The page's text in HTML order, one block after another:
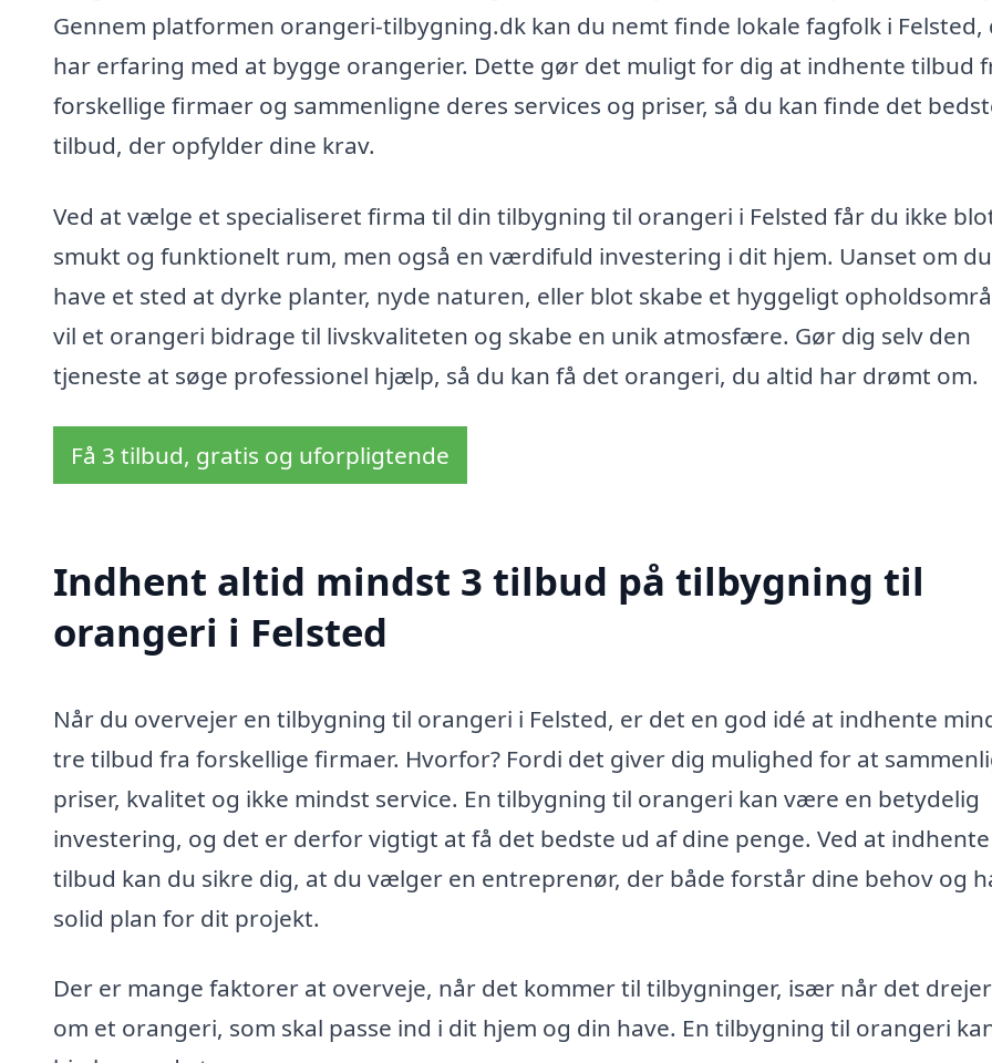
Gennem platformen orangeri-tilbygning.dk kan du nemt finde lokale fagfolk i Felsted,
har erfaring med at bygge orangerier. Dette gør det muligt for dig at indhente tilbud
forskellige firmaer og sammenligne deres services og priser, så du kan finde det
tilbud, der opfylder dine krav.
Ved at vælge et specialiseret firma til din tilbygning til orangeri i Felsted får du ikke
smukt og funktionelt rum, men også en værdifuld investering i dit hjem. Uanset om
have et sted at dyrke planter, nyde naturen, eller blot skabe et hyggeligt
vil et orangeri bidrage til livskvaliteten og skabe en unik atmosfære. Gør dig selv den
tjeneste at søge professionel hjælp, så du kan få det orangeri, du altid har drømt om.
Få 3 tilbud, gratis og uforpligtende
Indhent altid mindst 3 tilbud på tilbygning til
orangeri i Felsted
Når du overvejer en tilbygning til orangeri i Felsted, er det en god idé at indhente
tre tilbud fra forskellige firmaer. Hvorfor? Fordi det giver dig mulighed for at
priser, kvalitet og ikke mindst service. En tilbygning til orangeri kan være en betydelig
investering, og det er derfor vigtigt at få det bedste ud af dine penge. Ved at
tilbud kan du sikre dig, at du vælger en entreprenør, der både forstår dine behov og
solid plan for dit projekt.
Der er mange faktorer at overveje, når det kommer til tilbygninger, især når det
om et orangeri, som skal passe ind i dit hjem og din have. En tilbygning til orangeri